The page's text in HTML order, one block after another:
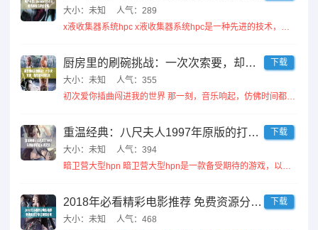
大小：未知
人气：289
x液收集器系统hpc x液收集器系统hpc是一种先进的技术，旨在提高液体收集和处理的效率。该系统通过多...
厨房里的刷碗挑战：一次次索要，却总是未能如愿
大小：未知
人气：355
初次爱你插曲闯进我的世界 那一刻，音乐响起，仿佛时间都停滞了。初次听到那首插曲，心中泛起涟漪，恍若有人...
下载
重温经典：八尺夫人1997年原版的打动心灵之旅
大小：未知
人气：394
暗卫营大型hpn 暗卫营大型hpn是一款备受期待的游戏，以其引人入胜的剧情和精美的画面而闻名。玩家将进入一...
下载
2018年必看精彩电影推荐 免费资源分享与观影指南
大小：未知
人气：468
下载